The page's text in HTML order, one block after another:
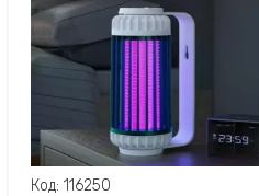
Код: 116250